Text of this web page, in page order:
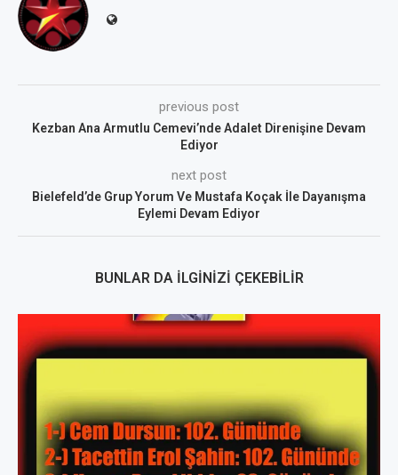
previous post
Kezban Ana Armutlu Cemevi’nde Adalet Direnişine Devam
Ediyor
next post
Bielefeld’de Grup Yorum Ve Mustafa Koçak İle Dayanışma
Eylemi Devam Ediyor
BUNLAR DA İLGINIZI ÇEKEBILIR